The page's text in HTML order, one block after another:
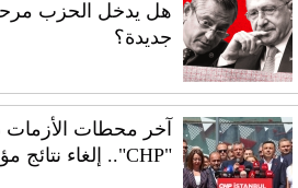
هل يدخل الحزب
جديدة؟
آخر محطات الأزمات
"CHP".. إلغاء نتائج مؤتمر إسطنبول